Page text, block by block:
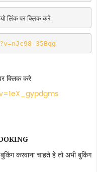
लिंक पर क्लिक करे
क्लिक करे
करवाना चाहते हे तो अभी बुकिंग